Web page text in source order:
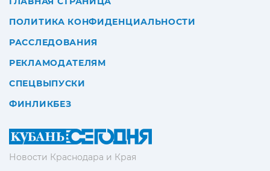
Новости Краснодара и Края
ПОЛИТИКА КОНФИДЕНЦИАЛЬНОСТИ
РАССЛЕДОВАНИЯ
РЕКЛАМОДАТЕЛЯМ
СПЕЦВЫПУСКИ
ФИНЛИКБЕЗ